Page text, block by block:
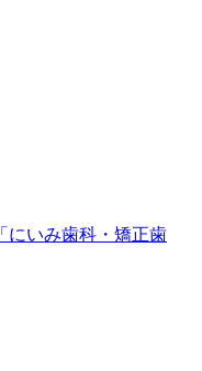
にいみ歯科・矯正歯